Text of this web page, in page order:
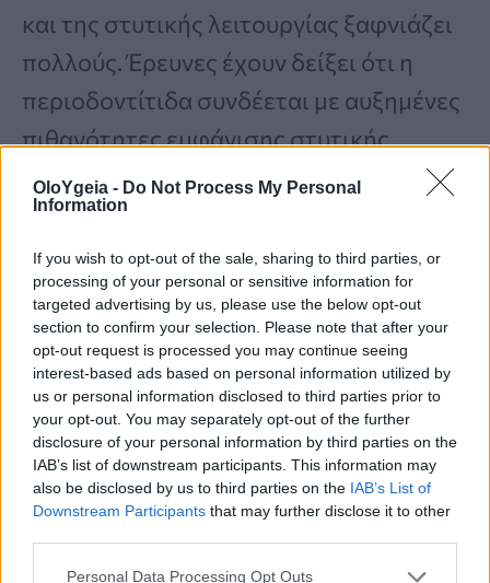
OloYgeia - Do Not Process My Personal
Information
If you wish to opt-out of the sale, sharing to third parties, or
processing of your personal or sensitive information for
targeted advertising by us, please use the below opt-out
section to confirm your selection. Please note that after your
opt-out request is processed you may continue seeing
interest-based ads based on personal information utilized by
us or personal information disclosed to third parties prior to
your opt-out. You may separately opt-out of the further
disclosure of your personal information by third parties on the
IAB’s list of downstream participants. This information may
also be disclosed by us to third parties on the IAB’s List of
Downstream Participants that may further disclose it to other
Personal Data Processing Opt Outs
και της στυτικής λειτουργίας ξαφνιάζει
πολλούς. Έρευνες έχουν δείξει ότι η
περιοδοντίτιδα συνδέεται με αυξημένες
πιθανότητες εμφάνισης στυτικής
δυσλειτουργίας.
Τα βακτήρια που αναπτύσσονται στη
στοματική κοιλότητα μπορούν να
προκαλέσουν χρόνια φλεγμονή, η οποία
επηρεάζει τα αιμοφόρα αγγεία και τη
φυσιολογική λειτουργία τους.
Η τακτική χρήση οδοντικού νήματος και
οι επισκέψεις στον οδοντίατρο μπορεί